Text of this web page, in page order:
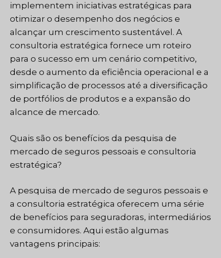
implementem iniciativas estratégicas para
otimizar o desempenho dos negócios e
alcançar um crescimento sustentável. A
consultoria estratégica fornece um roteiro
para o sucesso em um cenário competitivo,
desde o aumento da eficiência operacional e a
simplificação de processos até a diversificação
de portfólios de produtos e a expansão do
alcance de mercado.
Quais são os benefícios da pesquisa de
mercado de seguros pessoais e consultoria
estratégica?
A pesquisa de mercado de seguros pessoais e
a consultoria estratégica oferecem uma série
de benefícios para seguradoras, intermediários
e consumidores. Aqui estão algumas
vantagens principais: